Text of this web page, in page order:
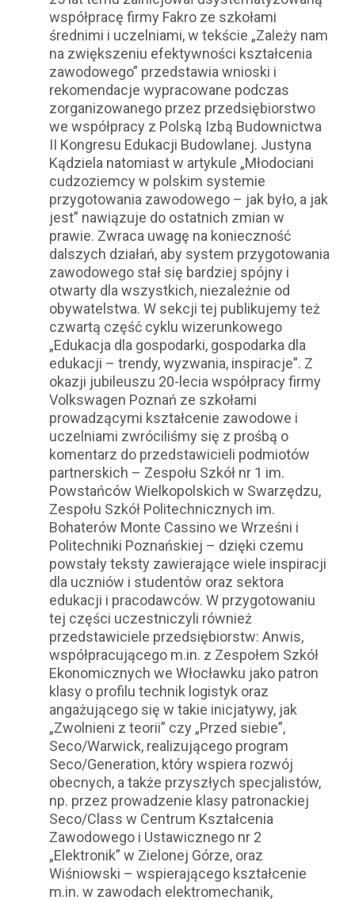
współpracę firmy Fakro ze szkołami
średnimi i uczelniami, w tekście „Zależy nam
na zwiększeniu efektywności kształcenia
zawodowego” przedstawia wnioski i
rekomendacje wypracowane podczas
zorganizowanego przez przedsiębiorstwo
we współpracy z Polską Izbą Budownictwa
II Kongresu Edukacji Budowlanej. Justyna
Kądziela natomiast w artykule „Młodociani
cudzoziemcy w polskim systemie
przygotowania zawodowego – jak było, a jak
jest” nawiązuje do ostatnich zmian w
prawie. Zwraca uwagę na konieczność
dalszych działań, aby system przygotowania
zawodowego stał się bardziej spójny i
otwarty dla wszystkich, niezależnie od
obywatelstwa. W sekcji tej publikujemy też
czwartą część cyklu wizerunkowego
„Edukacja dla gospodarki, gospodarka dla
edukacji – trendy, wyzwania, inspiracje”. Z
okazji jubileuszu 20-lecia współpracy firmy
Volkswagen Poznań ze szkołami
prowadzącymi kształcenie zawodowe i
uczelniami zwróciliśmy się z prośbą o
komentarz do przedstawicieli podmiotów
partnerskich – Zespołu Szkół nr 1 im.
Powstańców Wielkopolskich w Swarzędzu,
Zespołu Szkół Politechnicznych im.
Bohaterów Monte Cassino we Wrześni i
Politechniki Poznańskiej – dzięki czemu
powstały teksty zawierające wiele inspiracji
dla uczniów i studentów oraz sektora
edukacji i pracodawców. W przygotowaniu
tej części uczestniczyli również
przedstawiciele przedsiębiorstw: Anwis,
współpracującego m.in. z Zespołem Szkół
Ekonomicznych we Włocławku jako patron
klasy o profilu technik logistyk oraz
angażującego się w takie inicjatywy, jak
„Zwolnieni z teorii” czy „Przed siebie”,
Seco/Warwick, realizującego program
Seco/Generation, który wspiera rozwój
obecnych, a także przyszłych specjalistów,
np. przez prowadzenie klasy patronackiej
Seco/Class w Centrum Kształcenia
Zawodowego i Ustawicznego nr 2
„Elektronik” w Zielonej Górze, oraz
Wiśniowski – wspierającego kształcenie
m.in. w zawodach elektromechanik,